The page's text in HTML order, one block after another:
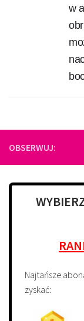
w
OBSERWUJ:
Najtańsze
zyskać: